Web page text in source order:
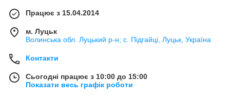
Працює з 15.04.2014
м. Луцьк
Волинська обл. Луцький р-н; с. Підгайці, Луцьк, Україна
Контакти
Сьогодні працює з 10:00 до 15:00
Показати весь графік роботи